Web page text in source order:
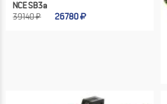
NCE SB3a
39140 ₽
26780